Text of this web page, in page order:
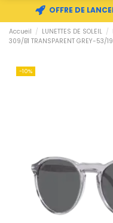
OFFRE DE
Accueil LUNETTES DE SOLEIL
309/B1 TRANSPARENT GREY-53/19
-10%